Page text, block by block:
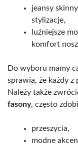
jeansy
stylizacje,
luźniejsze
komfort
Do wyboru mamy
sprawia, że każdy z
Należy także
fasony, często
przeszycia,
modne